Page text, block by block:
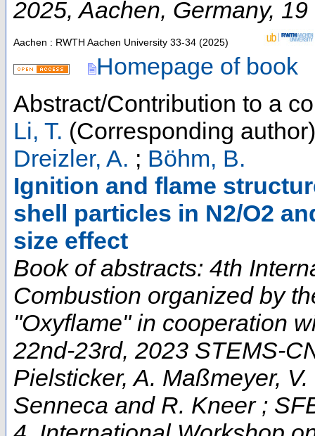
2025,Aachen, Germany, 19
Aachen : RWTH Aachen University 33-34 (2025)
Homepage of book
Abstract/Contribution to a
Li, T. (Corresponding author)
Dreizler, A. ; Böhm, B.
Ignition and flame
shell particles in N2/O2
size effect
Book of abstracts: 4th
Combustion organized by
"Oxyflame" in cooperation
22nd-23rd, 2023 STEMS-
Pielsticker, A. Maßmeyer,
Senneca and R. Kneer ;